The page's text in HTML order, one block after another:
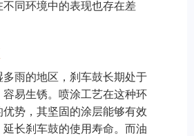
同环境中的表现也存在差
雨的地区，刹车鼓长期处于
易生锈。喷涂工艺在这种环
势，其坚固的涂层能够有效
延长刹车鼓的使用寿命。而油